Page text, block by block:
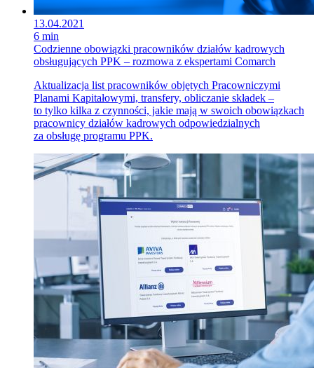
13.04.2021
6 min
Codzienne obowiązki pracowników działów kadrowych
obsługujących PPK – rozmowa z ekspertami Comarch
Aktualizacja list pracowników objętych Pracowniczymi
Planami Kapitałowymi, transfery, obliczanie składek –
to tylko kilka z czynności, jakie mają w swoich obowiązkach
pracownicy działów kadrowych odpowiedzialnych
za obsługę programu PPK.